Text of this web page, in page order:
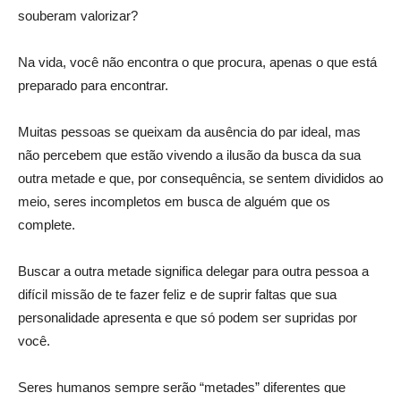
souberam valorizar?
Na vida, você não encontra o que procura, apenas o que está
preparado para encontrar.
Muitas pessoas se queixam da ausência do par ideal, mas
não percebem que estão vivendo a ilusão da busca da sua
outra metade e que, por consequência, se sentem divididos ao
meio, seres incompletos em busca de alguém que os
complete.
Buscar a outra metade significa delegar para outra pessoa a
difícil missão de te fazer feliz e de suprir faltas que sua
personalidade apresenta e que só podem ser supridas por
você.
Seres humanos sempre serão “metades” diferentes que